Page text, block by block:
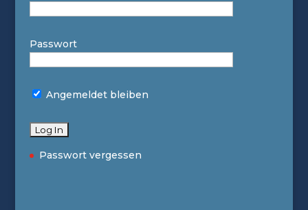
Passwort
Angemeldet bleiben
Passwort vergessen